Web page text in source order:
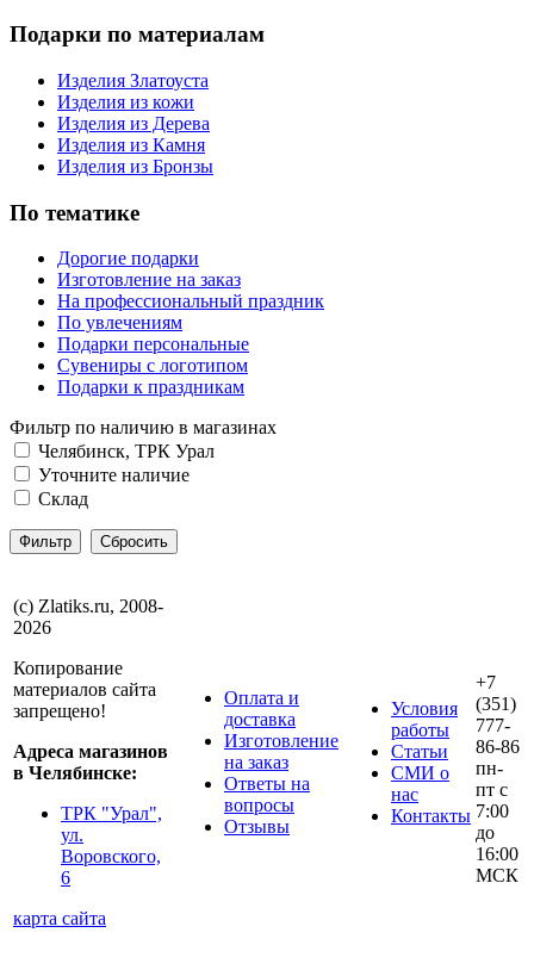
Подарки по материалам
Изделия Златоуста
Изделия из кожи
Изделия из Дерева
Изделия из Камня
Изделия из Бронзы
По тематике
Дорогие подарки
Изготовление на заказ
На профессиональный праздник
По увлечениям
Подарки персональные
Сувениры с логотипом
Подарки к праздникам
Фильтр по наличию в магазинах
Челябинск, ТРК Урал
Уточните наличие
Склад
(с) Zlatiks.ru, 2008-
2026
Копирование
материалов сайта
запрещено!
Адреса магазинов
в Челябинске:
ТРК "Урал",
ул.
Воровского,
6
карта сайта
Оплата и
доставка
Изготовление
на заказ
Ответы на
вопросы
Отзывы
Условия
работы
Статьи
СМИ о
нас
Контакты
+7
(351)
777-
86-86
пн-
пт с
7:00
до
16:00
МСК